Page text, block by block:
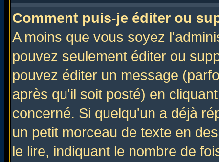
Comment puis-je éditer ou
A moins que vous soyez
pouvez seulement éditer ou
pouvez éditer un message
après qu'il soit posté) en
concerné. Si quelqu'un a déjà
un petit morceau de texte en
le lire, indiquant le nombre de